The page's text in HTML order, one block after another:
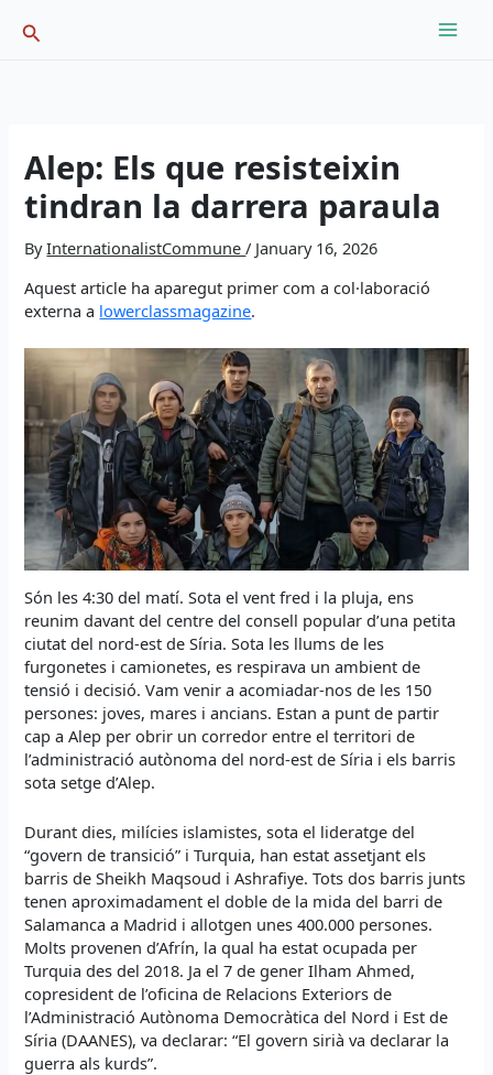
Search
Alep: Els que resisteixin
tindran la darrera paraula
ByInternationalistCommune/ January 16, 2026
Aquest article ha aparegut primer com a col·laboració
externa a lowerclassmagazine.
Són les 4:30 del matí. Sota el vent fred i la pluja, ens
reunim davant del centre del consell popular d’una petita
ciutat del nord-est de Síria. Sota les llums de les
furgonetes i camionetes, es respirava un ambient de
tensió i decisió. Vam venir a acomiadar-nos de les 150
persones: joves, mares i ancians. Estan a punt de partir
cap a Alep per obrir un corredor entre el territori de
l’administració autònoma del nord-est de Síria i els barris
sota setge d’Alep.
Durant dies, milícies islamistes, sota el lideratge del
“govern de transició” i Turquia, han estat assetjant els
barris de Sheikh Maqsoud i Ashrafiye. Tots dos barris junts
tenen aproximadament el doble de la mida del barri de
Salamanca a Madrid i allotgen unes 400.000 persones.
Molts provenen d’Afrín, la qual ha estat ocupada per
Turquia des del 2018. Ja el 7 de gener Ilham Ahmed,
copresident de l’oficina de Relacions Exteriors de
l’Administració Autònoma Democràtica del Nord i Est de
Síria (DAANES), va declarar: “El govern sirià va declarar la
guerra als kurds”.